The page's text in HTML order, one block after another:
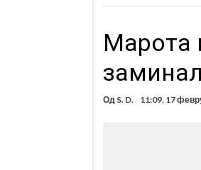
Maрота
Од S. D. 11:09, 17